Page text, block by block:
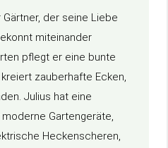
der seine Liebe
miteinander
pflegt er eine bunte
zauberhafte Ecken,
Julius hat eine
Gartengeräte,
Heckenscheren,